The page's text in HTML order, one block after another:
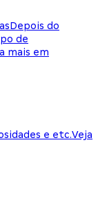
Depois do
de
mais em
e etc.Veja